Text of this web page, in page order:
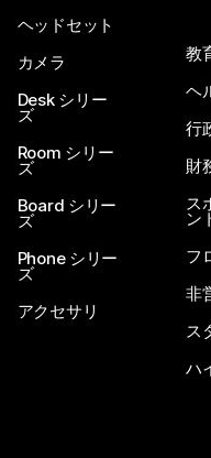
ヘッドセット
カメラ
Desk シリー
ズ
Room シリー
ズ
Board シリー
ズ
Phone シリー
ズ
アクセサリ
教
ヘ
行
財
ス
ン
フ
非
ス
ハ